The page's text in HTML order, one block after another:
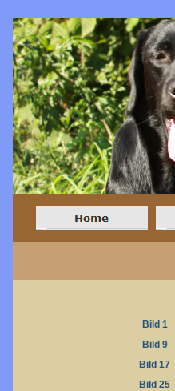
Bild 1
Bild 9
Bild 17
Bild 25